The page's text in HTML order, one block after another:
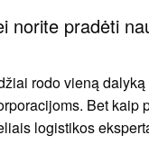
norite pradėti
rodo vieną
Bet kaip
logistikos